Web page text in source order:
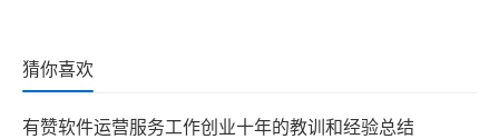
猜你喜欢
有赞软件运营服务工作创业十年的教训和经验总结